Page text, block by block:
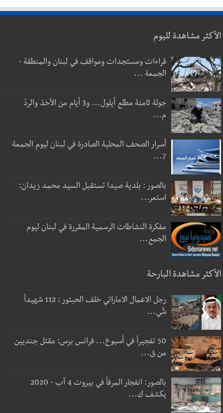
الأكثر مشاهدة لليوم
قراءات ومستجدات ومواقف في لبنان والمنطقة -
الجمعة ...
جولة ثامنة مطلع أيلول... و3 أيام من الأخذ والردّ
م...
أسرار الصحف المحلية الصادرة في لبنان ليوم الجمعة
7...
بالصور : بلدية صيدا تستقبل السيد محمد زيدان:
استعر...
مفكرة النشاطات الرسمية المقررة في لبنان ليوم
الجمع...
الأكثر مشاهدة البارحة
رجل الاعمال الاماراتي خلف الحبتور : 112 شهيداً
شُي...
50 تفجيراً في أسبوع... فرانس برس: مقتل جنديين
من ق...
بالصور: انفجار المرفأ في بيروت 4 آب - 2020
يكشف ك...